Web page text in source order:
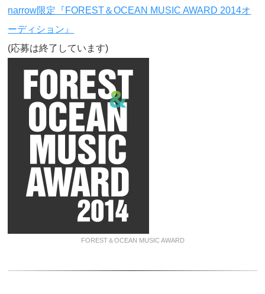
narrow限定『FOREST＆OCEAN MUSIC AWARD 2014オ
ーディション』
(応募は終了しています)
FOREST＆OCEAN MUSIC AWARD